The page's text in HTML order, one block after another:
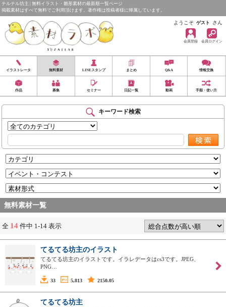
テルテル坊主 | 無料イラスト・雛形素材の最新順一覧ページ
掲載素材はすべて無料でご利用頂けます。著作権は投稿者様に帰属しています。
ようこそ ゲスト さん
会員登録 会員ログイン
イラストレータ 無料素材 LINEスタンプ まとめ Q&A 情報交換
作品 募集 セミナー 日記一覧 動画 手順・使い方
キーワード検索
無料素材一覧
全 14 件中 1-14 表示
てるてる坊主のイラスト
てるてる坊主のイラストです。イラレデータはcs3です。JPEG、
PNG…
33 5,813 2150.05
てるてる坊主